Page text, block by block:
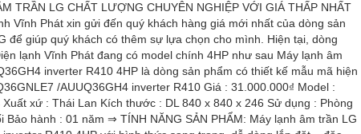
TRẦN LG CHẤT LƯỢNG CHUYÊN NGHIỆP VỚI GIÁ THẤP NHẤT
Vĩnh Phát xin gửi đến quý khách hàng giá mới nhất của dòng sản
để giúp quý khách có thêm sự lựa chọn cho mình. Hiện tại, dòng
lạnh Vĩnh Phát đang có model chính 4HP như sau Máy lạnh âm
inverter R410 4HP là dòng sản phẩm có thiết kế mẫu mã hiện
/AUUQ36GH4 inverter R410 Giá : 31.000.000₫ Model :
Xuất xứ : Thái Lan Kích thước : DL 840 x 840 x 246 Sử dụng : Phòng
hành : 01 năm ⇒ TÍNH NĂNG SẢN PHẨM: Máy lạnh âm trần LG